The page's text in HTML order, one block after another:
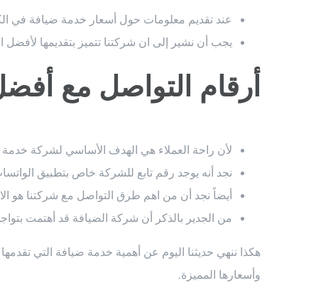
عند تقديم معلومات حول أسعار خدمة ضيافة في
يجب أن نشير إلى ان شركتنا تتميز بتقديمها
أرقام التواصل مع
لأن راحة العملاء هي الهدف الأساسي لشركة خدمة
نجد أنه يوجد رقم تابع للشركة خاص بتطبيق
أيضاً نجد أن من اهم طرق التواصل مع شركتنا هو
من الجدير بالذكر أن شركة الضيافة قد أهتمت
هكذا ننهي حديثنا اليوم عن أهمية خدمة ضيافة التي
وأسعارها المميزة.